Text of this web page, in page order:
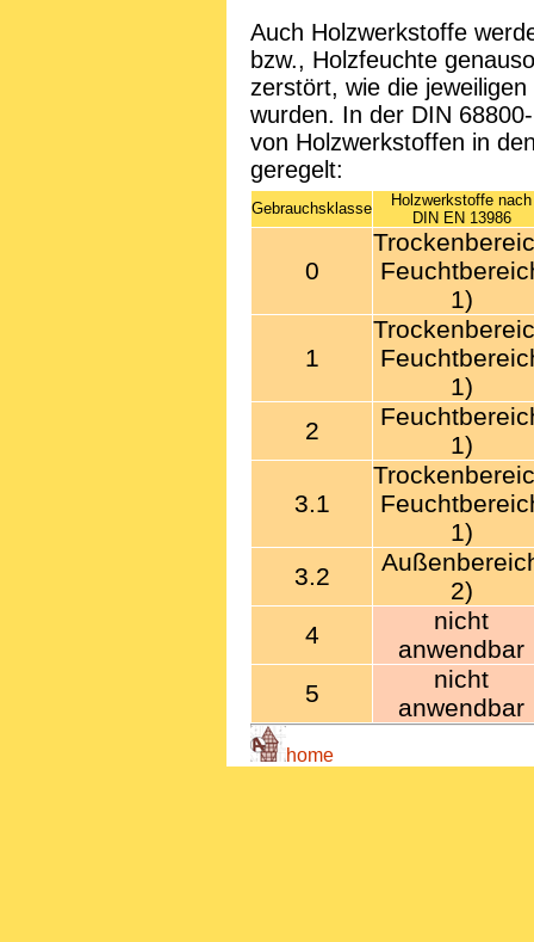
Auch Holzwerkstoffe
bzw., Holzfeuchte
zerstört, wie die
wurden. In der DIN
von Holzwerkstoffen in
geregelt:
Gebrauchsklasse
Holzwerkstoffe nach
DIN EN 13986
0
1)
1
1)
2
1)
3.1
1)
3.2
2)
4
nicht
anwendbar
5
nicht
anwendbar
home